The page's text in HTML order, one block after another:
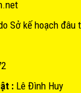
Sở kế hoạch đâu
: Lê Đình Huy